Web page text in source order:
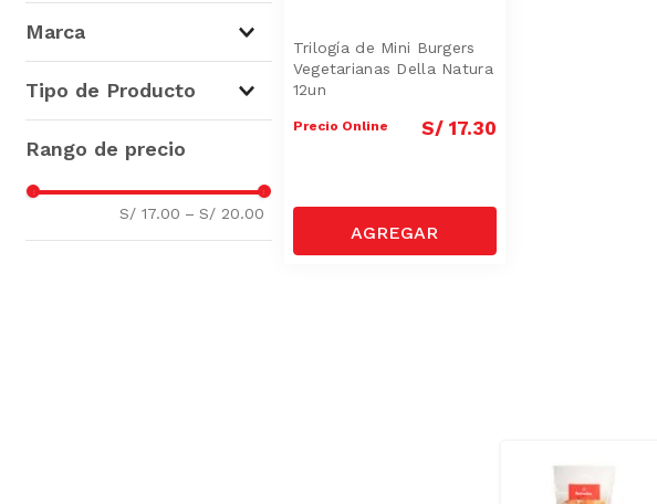
Marca
Tipo de Producto
Vegetarianas (1)
S/ 17.00 – S/ 20.00
Trilogía de Mini Burgers
Vegetarianas Della Natura
12un
Precio Online S/ 17.30